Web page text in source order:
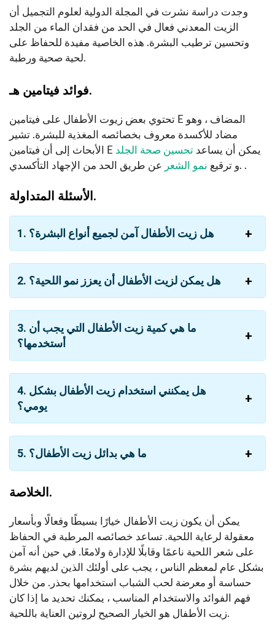
وجدت دراسة نشرت في المجلة الدولية لعلوم التجميل أن
الزيت المعدني فعال في الحد من فقدان الماء من الجلد
وتحسين ترطيب البشرة. هذه الخاصية مفيدة للحفاظ على
لحية صحية ورطبة.
فوائد فيتامين هـ.
تحتوي بعض زيوت الأطفال على فيتامين E المضاف ، وهو
مضاد للأكسدة معروف بخصائصه المغذية للبشرة. تشير
الأبحاث إلى أن فيتامين E يمكن أن يساعد تحسين صحة الجلد
و ترقيع نمو الشعر عن طريق الحد من الإجهاد التأكسدي. .
الأسئلة المتداولة.
1. هل زيت الأطفال آمن لجميع أنواع البشرة؟
2. هل يمكن لزيت الأطفال أن يعزز نمو اللحية؟
3. ما هي كمية زيت الأطفال التي يجب أن
أستخدمها؟
4. هل يمكنني استخدام زيت الأطفال بشكل
يومي؟
5. ما هي بدائل زيت الأطفال؟
الخلاصة.
يمكن أن يكون زيت الأطفال خيارًا بسيطًا وفعالًا وبأسعار
معقولة لرعاية اللحية. تساعد خصائصه المرطبة في الحفاظ
على شعر اللحية ناعمًا وقابلًا للإدارة ولامعًا. في حين أنه آمن
بشكل عام لمعظم الناس ، يجب على أولئك الذين لديهم بشرة
حساسة أو معرضة لحب الشباب استخدامها بحذر. من خلال
فهم الفوائد والاستخدام المناسب ، يمكنك تحديد ما إذا كان
زيت الأطفال هو الخيار الصحيح لروتين العناية باللحية.